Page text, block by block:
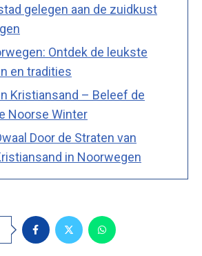
gelegen aan de zuidkust
Ontdek de leukste
en tradities
Kristiansand – Beleef de
Noorse Winter
Door de Straten van
in Noorwegen